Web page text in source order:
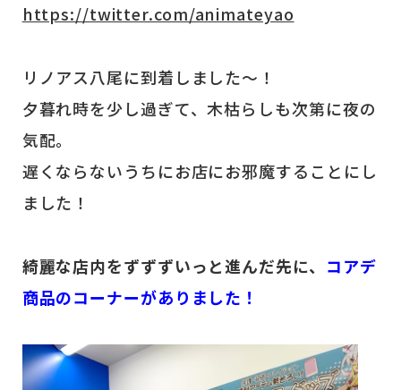
https://twitter.com/animateyao
リノアス八尾に到着しました～！
夕暮れ時を少し過ぎて、木枯らしも次第に夜の
気配。
遅くならないうちにお店にお邪魔することにし
ました！
綺麗な店内をずずずいっと進んだ先に、 コアデ
商品のコーナーがありました！